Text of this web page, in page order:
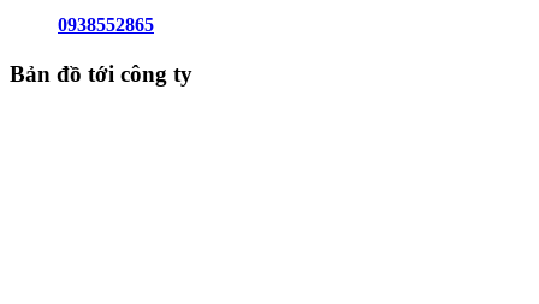
0938552865
Bản đồ tới công ty